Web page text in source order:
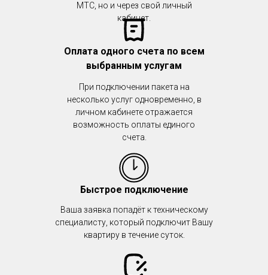
Быстрое подключение
Оплата одного счета по всем
выбранным услугам
Ваша заявка попадёт к техническому
специалисту, который подключит Вашу
квартиру в течение суток.
При подключении пакета на
несколько услуг одновременно, в
личном кабинете отражается
возможность оплаты единого
счета.
МТС, но и через свой личный
кабинет.